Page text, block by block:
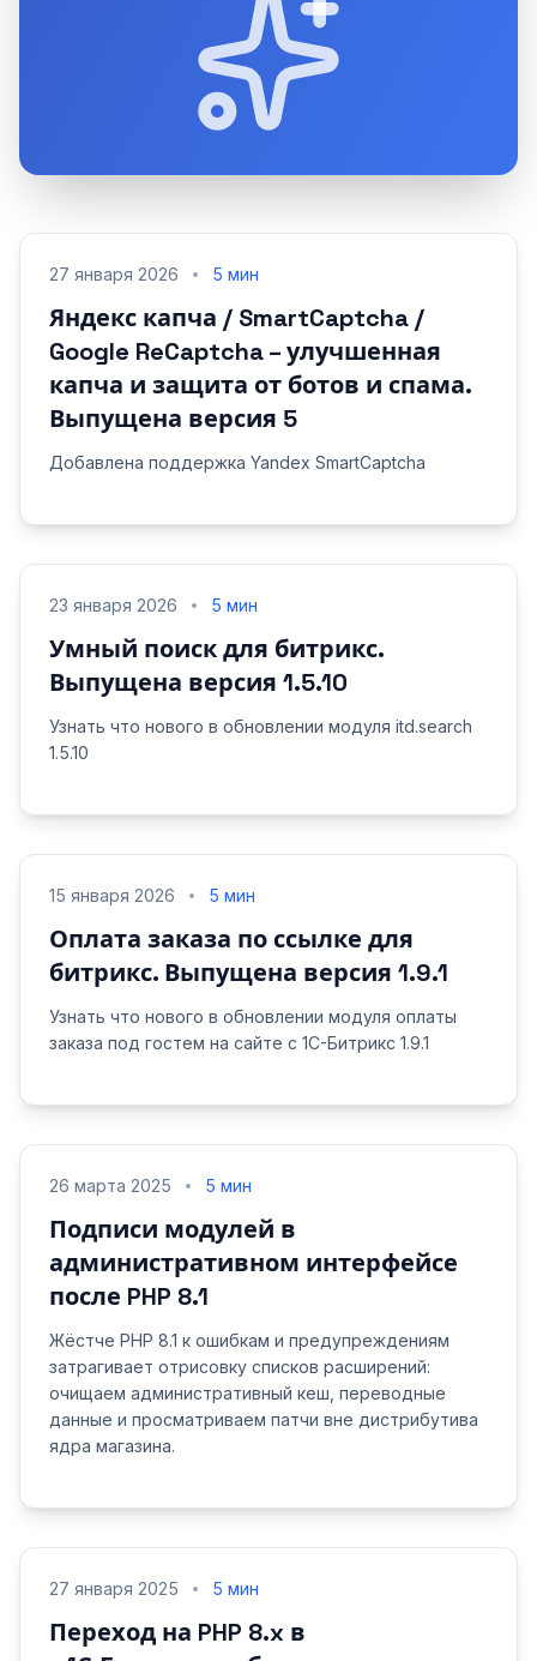
27 января 2026 5 мин
Яндекс капча / SmartCaptcha /
Google ReCaptcha – улучшенная
капча и защита от ботов и спама.
Выпущена версия 5
Добавлена поддержка Yandex SmartCaptcha
23 января 2026 5 мин
Умный поиск для битрикс.
Выпущена версия 1.5.10
Узнать что нового в обновлении модуля itd.search
1.5.10
15 января 2026 5 мин
Оплата заказа по ссылке для
битрикс. Выпущена версия 1.9.1
Узнать что нового в обновлении модуля оплаты
заказа под гостем на сайте с 1С-Битрикс 1.9.1
26 марта 2025 5 мин
Подписи модулей в
административном интерфейсе
после PHP 8.1
Жёстче PHP 8.1 к ошибкам и предупреждениям
затрагивает отрисовку списков расширений:
очищаем административный кеш, переводные
данные и просматриваем патчи вне дистрибутива
ядра магазина.
27 января 2025 5 мин
Переход на PHP 8.x в